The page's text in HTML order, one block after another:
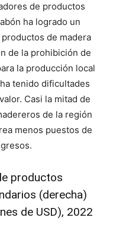
de productos
ha logrado un
de madera
de la prohibición de
la producción local
tenido dificultades
Casi la mitad de
de la región
menos puestos de
productos
(derecha)
de USD), 2022